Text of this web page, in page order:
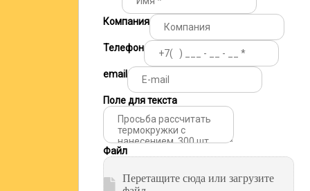
Компания
Телефон
email
Поле для текста
Файл
Перетащите сюда или загрузите